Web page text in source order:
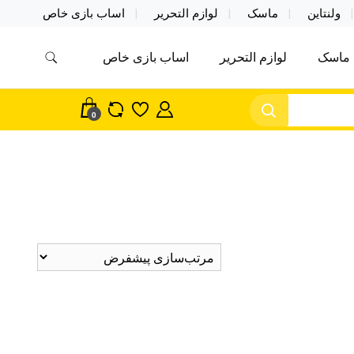
ولنتاین ماسک لوازم التحریر اساب بازی خاص
اکسسوری ماسک در واردات مستقیم
ماسک لوازم التحریر اساب بازی خاص
0